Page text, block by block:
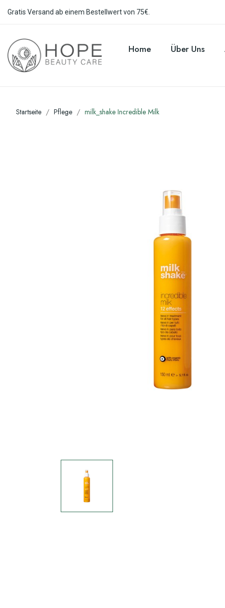
Gratis Versand ab einem Bestellwert von 75€.
Home Über Uns
Startseite Pflege milk_shake Incredible Milk